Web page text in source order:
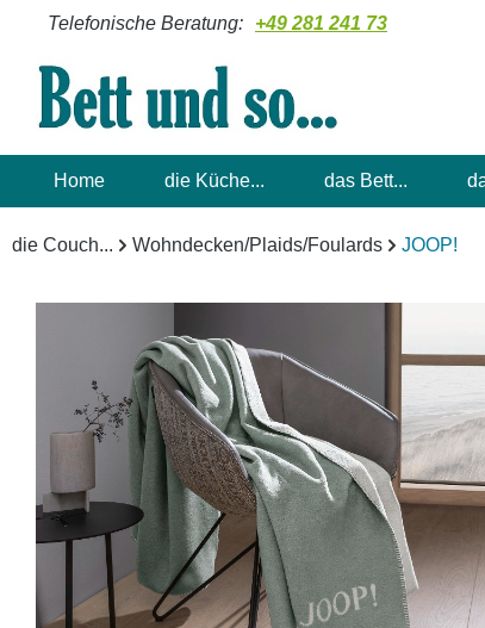
Hauptinhalt springen
Zur Suche springen
Zur Hauptnavigation springen
Telefonische Beratung: +49 281 241 73
Home die Küche... das Bett...
die Couch... Wohndecken/Plaids/Foulards JOOP!